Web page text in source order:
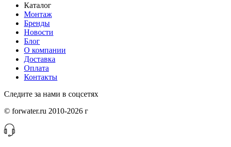
Каталог
Монтаж
Бренды
Новости
Блог
О компании
Доставка
Оплата
Контакты
Следите за нами в соцсетях
© forwater.ru 2010-2026 г